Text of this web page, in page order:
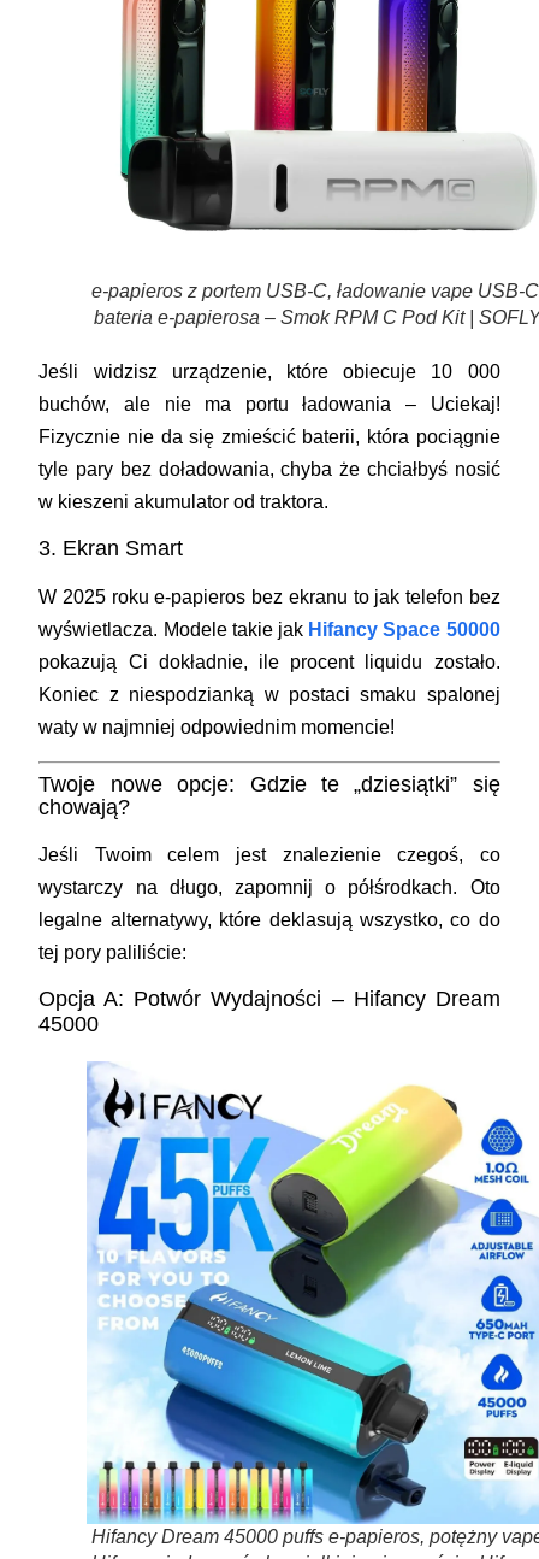
e-papieros z portem USB-C, ładowanie vape USB-
bateria e-papierosa – Smok RPM C Pod Kit |
Jeśli widzisz urządzenie, które obiecuje 10 000
buchów, ale nie ma portu ładowania – Uciekaj!
Fizycznie nie da się zmieścić baterii, która pociągnie
tyle pary bez doładowania, chyba że chciałbyś nosić
w kieszeni akumulator od traktora.
3. Ekran Smart
W 2025 roku e-papieros bez ekranu to jak telefon bez
wyświetlacza. Modele takie jak Hifancy Space 50000
pokazują Ci dokładnie, ile procent liquidu zostało.
Koniec z niespodzianką w postaci smaku spalonej
waty w najmniej odpowiednim momencie!
Twoje nowe opcje: Gdzie te „dziesiątki” się
chowają?
Jeśli Twoim celem jest znalezienie czegoś, co
wystarczy na długo, zapomnij o półśrodkach. Oto
legalne alternatywy, które deklasują wszystko, co do
tej pory paliliście:
Opcja A: Potwór Wydajności – Hifancy Dream
45000
Hifancy Dream 45000 puffs e-papieros, potężny